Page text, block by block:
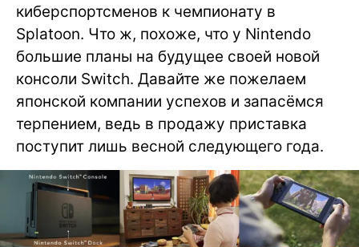
киберспортсменов к чемпионату в
Splatoon. Что ж, похоже, что у Nintendo
большие планы на будущее своей новой
консоли Switch. Давайте же пожелаем
японской компании успехов и запасёмся
терпением, ведь в продажу приставка
поступит лишь весной следующего года.